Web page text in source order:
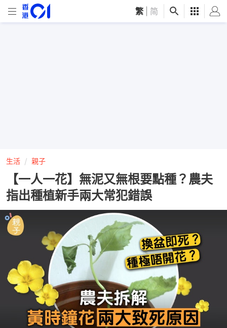
繁 简
生活 親子
【一人一花】無泥又無根要點種？農夫
指出種植新手兩大常犯錯誤